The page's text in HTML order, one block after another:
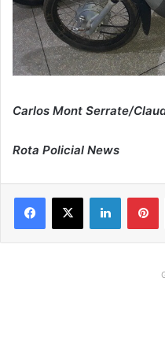
Carlos Mont Serrate/
Rota Policial News